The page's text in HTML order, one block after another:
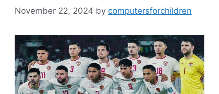
November 22, 2024 by computersforchildren